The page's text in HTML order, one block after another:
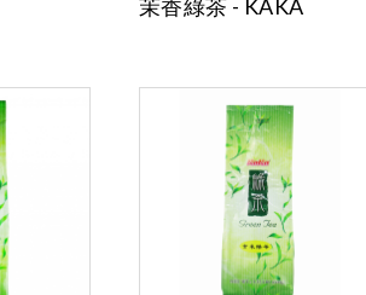
茉香綠茶 - KAKA